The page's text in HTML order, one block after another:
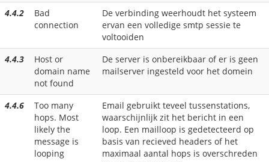
4.4.2
Bad
connection
De verbinding weerhoudt het systeem
ervan een volledige smtp sessie te
voltooiden
4.4.3
Host or
domain name
not found
De server is onbereikbaar of er is geen
mailserver ingesteld voor het domein
4.4.6
Too many
hops. Most
likely the
message is
looping
Email gebruikt teveel tussenstations,
waarschijnlijk zit het bericht in een
loop. Een mailloop is gedetecteerd op
basis van recieved headers of het
maximaal aantal hops is overschreden